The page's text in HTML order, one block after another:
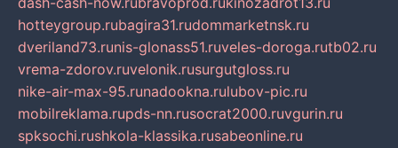
hotteygroup.rubagira31.rudommarketnsk.ru
dveriland73.runis-glonass51.ruveles-doroga.rutb02.ru
vrema-zdorov.ruvelonik.rusurgutgloss.ru
nike-air-max-95.runadookna.rulubov-pic.ru
mobilreklama.rupds-nn.rusocrat2000.ruvgurin.ru
spksochi.rushkola-klassika.rusabeonline.ru